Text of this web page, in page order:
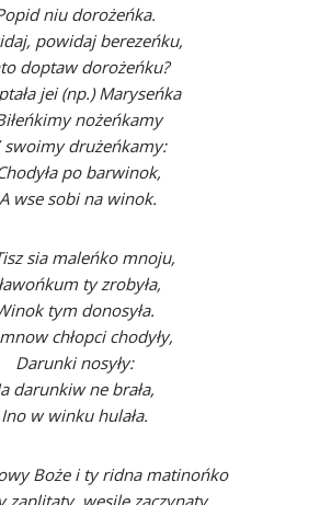
niu dorożeńka.
powidaj berezeńku,
doptaw dorożeńku?
jei (np.) Maryseńka
nożeńkamy
swoimy drużeńkamy:
po barwinok,
wse sobi na winok.
sia maleńko mnoju,
ty zrobyła,
tym donosyła.
chłopci chodyły,
Darunki nosyły:
darunkiw ne brała,
Ino w winku hulała.
Boże i ty ridna matinońko
zaplitaty, wesile zaczynaty.